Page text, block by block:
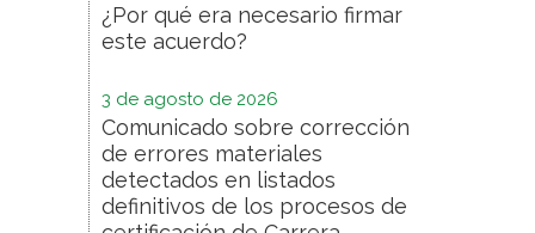
¿Por qué era necesario firmar
este acuerdo?
3 de agosto de 2026
Comunicado sobre corrección
de errores materiales
detectados en listados
definitivos de los procesos de